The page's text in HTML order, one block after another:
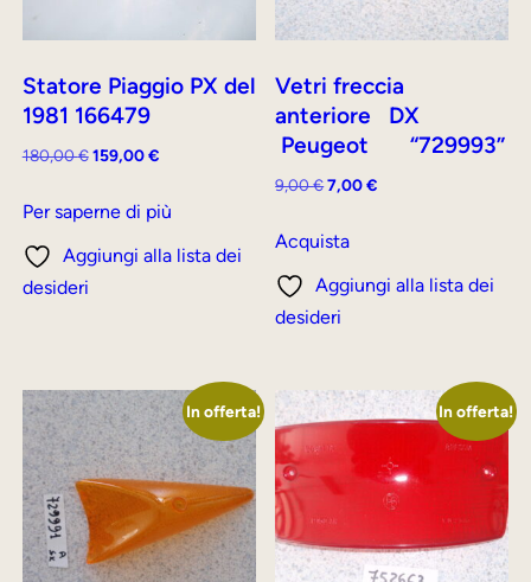
Statore Piaggio PX del
1981 166479
180,00€ Il
originale
180,00 €.
159,00€Il
attuale
159,00 €.
Per saperne di più
Aggiungi alla lista dei
desideri
Vetri freccia
anteriore DX
Peugeot “729993”
9,00€Il
originale
9,00 €.
7,00€
7,00 €.
Acquista
Aggiungi alla lista dei
desideri
In offerta! In offerta!